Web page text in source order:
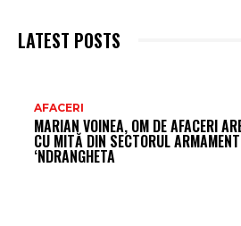
LATEST POSTS
AFACERI
MARIAN VOINEA, OM DE AFACERI
CU MITĂ DIN SECTORUL
‘NDRANGHETA